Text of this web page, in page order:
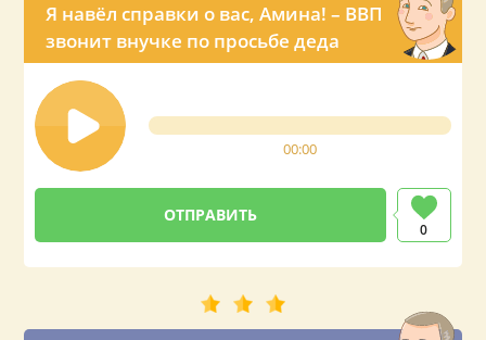
Я навёл справки о вас, Амина! – ВВП
звонит внучке по просьбе деда
00:00
0